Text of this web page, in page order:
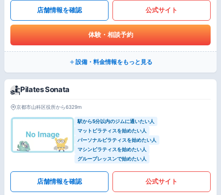
店舗情報を確認 公式サイト
体験・相談予約
設備・料金情報をもっと見る
Pilates Sonata
京都市山科区役所から6329m
駅から5分以内のジムに通いたい人
マットピラティスを始めたい人
パーソナルピラティスを始めたい人
マシンピラティスを始めたい人
グループレッスンで始めたい人
店舗情報を確認 公式サイト